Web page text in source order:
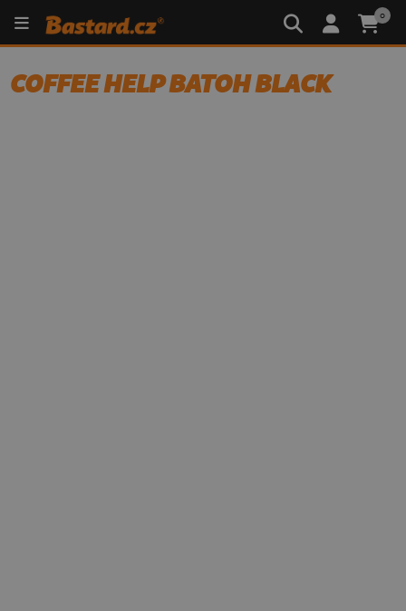
0
COFFEE HELP BATOH BLACK